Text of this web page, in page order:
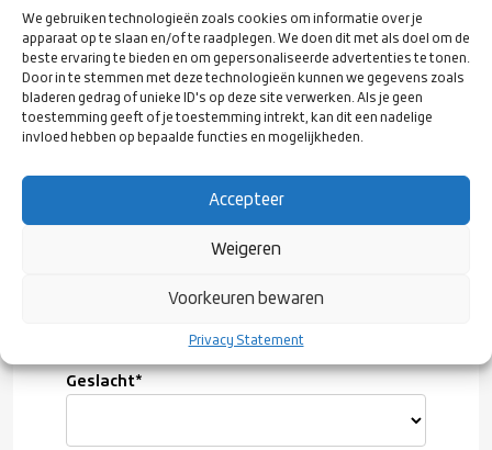
We gebruiken technologieën zoals cookies om informatie over je
apparaat op te slaan en/of te raadplegen. We doen dit met als doel om de
beste ervaring te bieden en om gepersonaliseerde advertenties te tonen.
Door in te stemmen met deze technologieën kunnen we gegevens zoals
bladeren gedrag of unieke ID's op deze site verwerken. Als je geen
toestemming geeft of je toestemming intrekt, kan dit een nadelige
invloed hebben op bepaalde functies en mogelijkheden.
Accepteer
Weigeren
Voorkeuren bewaren
Privacy Statement
Achternaam*
E-mailadres *
*
Geslacht*